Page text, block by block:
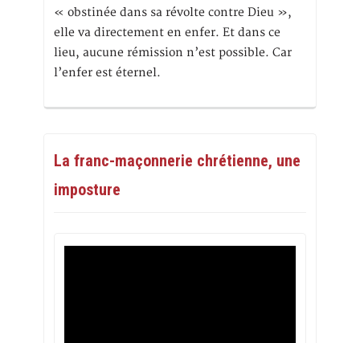
« obstinée dans sa révolte contre Dieu »,
elle va directement en enfer. Et dans ce
lieu, aucune rémission n’est possible. Car
l’enfer est éternel.
La franc-maçonnerie chrétienne, une
imposture